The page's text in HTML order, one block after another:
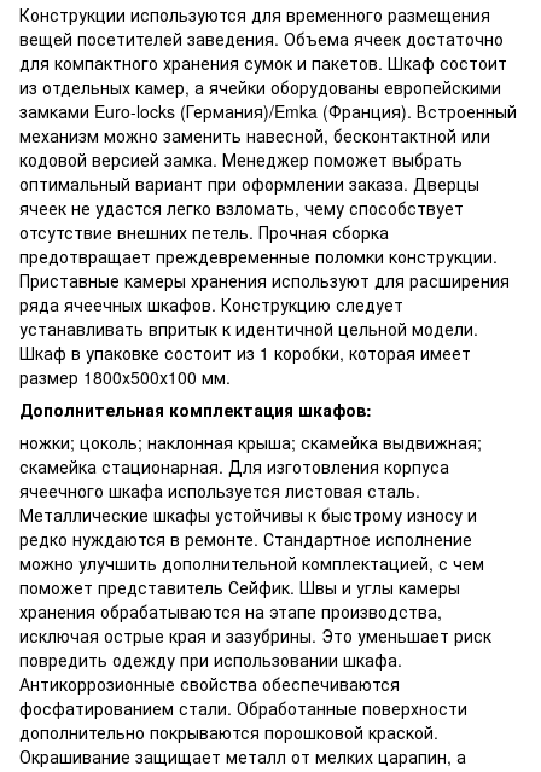
Конструкции используются для временного размещения
вещей посетителей заведения. Объема ячеек достаточно
для компактного хранения сумок и пакетов. Шкаф состоит
из отдельных камер, а ячейки оборудованы европейскими
замками Euro-locks (Германия)/Emka (Франция). Встроенный
механизм можно заменить навесной, бесконтактной или
кодовой версией замка. Менеджер поможет выбрать
оптимальный вариант при оформлении заказа. Дверцы
ячеек не удастся легко взломать, чему способствует
отсутствие внешних петель. Прочная сборка
предотвращает преждевременные поломки конструкции.
Приставные камеры хранения используют для расширения
ряда ячеечных шкафов. Конструкцию следует
устанавливать впритык к идентичной цельной модели.
Шкаф в упаковке состоит из 1 коробки, которая имеет
размер 1800х500х100 мм.
Дополнительная комплектация шкафов:
ножки; цоколь; наклонная крыша; скамейка выдвижная;
скамейка стационарная. Для изготовления корпуса
ячеечного шкафа используется листовая сталь.
Металлические шкафы устойчивы к быстрому износу и
редко нуждаются в ремонте. Стандартное исполнение
можно улучшить дополнительной комплектацией, с чем
поможет представитель Сейфик. Швы и углы камеры
хранения обрабатываются на этапе производства,
исключая острые края и зазубрины. Это уменьшает риск
повредить одежду при использовании шкафа.
Антикоррозионные свойства обеспечиваются
фосфатированием стали. Обработанные поверхности
дополнительно покрываются порошковой краской.
Окрашивание защищает металл от мелких царапин, а